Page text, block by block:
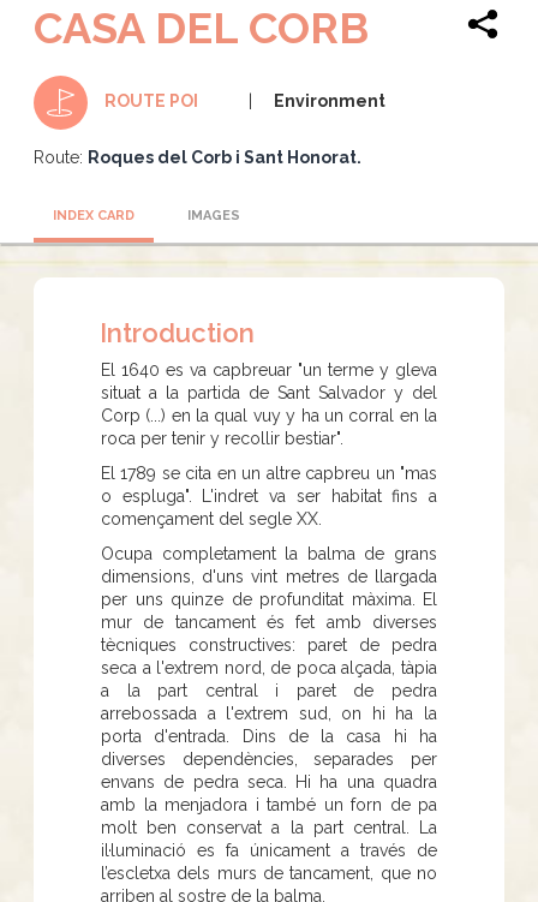
CASA DEL CORB
ROUTE POI Environment
Route: Roques del Corb i Sant Honorat.
INDEX CARD IMAGES
Introduction
El 1640 es va capbreuar "un terme y gleva
situat a la partida de Sant Salvador y del
Corp (...) en la qual vuy y ha un corral en la
roca per tenir y recollir bestiar".
El 1789 se cita en un altre capbreu un "mas
o espluga". L'indret va ser habitat fins a
començament del segle XX.
Ocupa completament la balma de grans
dimensions, d'uns vint metres de llargada
per uns quinze de profunditat màxima. El
mur de tancament és fet amb diverses
tècniques constructives: paret de pedra
seca a l'extrem nord, de poca alçada, tàpia
a la part central i paret de pedra
arrebossada a l'extrem sud, on hi ha la
porta d'entrada. Dins de la casa hi ha
diverses dependències, separades per
envans de pedra seca. Hi ha una quadra
amb la menjadora i també un forn de pa
molt ben conservat a la part central. La
il·luminació es fa únicament a través de
l’escletxa dels murs de tancament, que no
arriben al sostre de la balma.